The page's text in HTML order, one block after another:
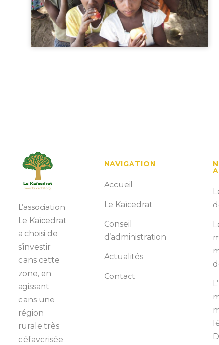
L’association
Le Kaïcedrat
a choisi de
s’investir
dans cette
zone, en
agissant
dans une
région
rurale très
défavorisée
NAVIGATION
Accueil
Le Kaïcedrat
Conseil
d’administration
Actualités
Contact